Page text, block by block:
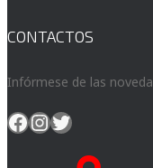
CONTACTOS
Infórmese de las
Facebook
Instagram
Twitter